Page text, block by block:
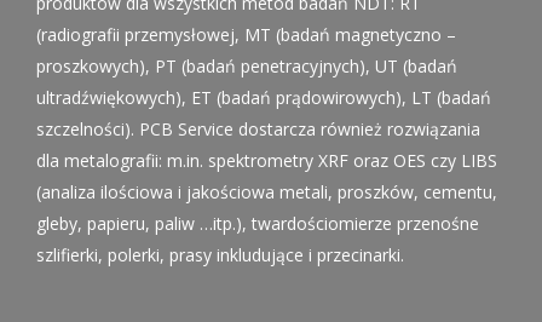
(radiografii przemysłowej, MT (badań magnetyczno –
proszkowych), PT (badań penetracyjnych), UT (badań
ultradźwiękowych), ET (badań prądowirowych), LT (badań
szczelności). PCB Service dostarcza również rozwiązania
dla metalografii: m.in. spektrometry XRF oraz OES czy LIBS
(analiza ilościowa i jakościowa metali, proszków, cementu,
gleby, papieru, paliw …itp.), twardościomierze przenośne
szlifierki, polerki, prasy inkludujące i przecinarki.